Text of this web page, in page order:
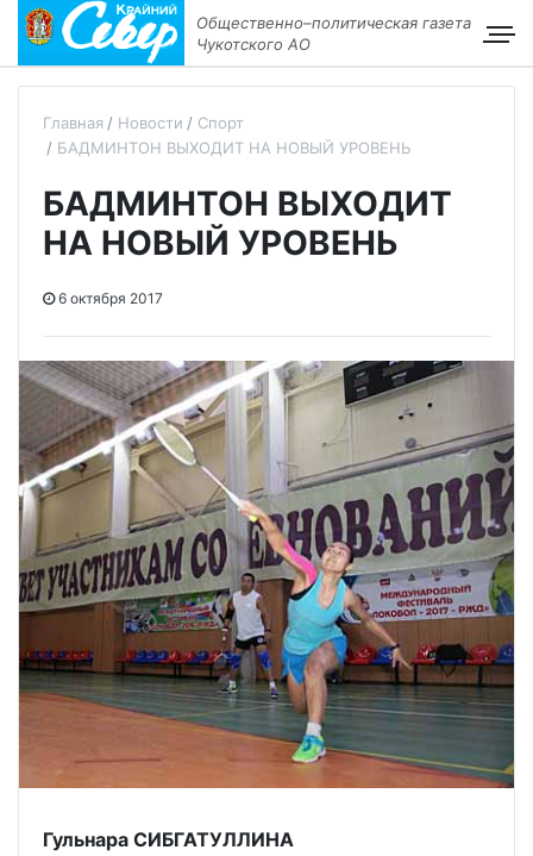
Общественно–политическая газета
Чукотского АО
Главная Новости
Спорт
БАДМИНТОН ВЫХОДИТ НА НОВЫЙ УРОВЕНЬ
БАДМИНТОН ВЫХОДИТ
НА НОВЫЙ УРОВЕНЬ
6 октября 2017
Гульнара СИБГАТУЛЛИНА